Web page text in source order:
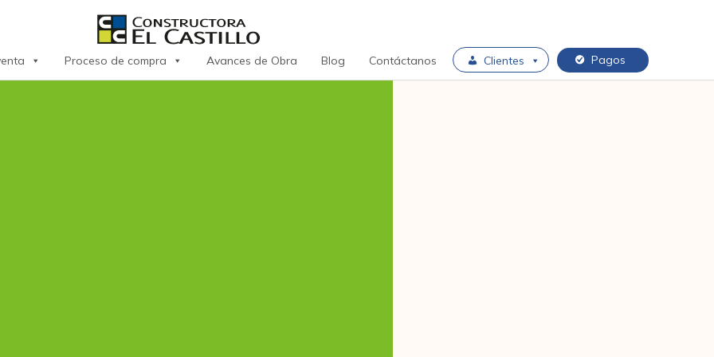
Proceso de compra Avances de Obra Blog Contáctanos Clientes Pagos